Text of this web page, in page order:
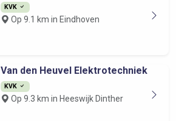
KVK
Op 9.1 km in Eindhoven
Van den Heuvel Elektrotechniek
KVK
Op 9.3 km in Heeswijk Dinther